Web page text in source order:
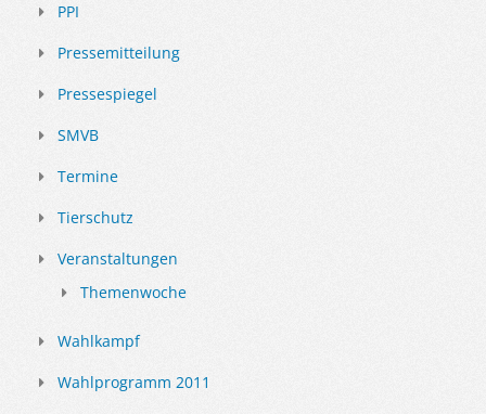
PPI
Pressemitteilung
Pressespiegel
SMVB
Termine
Tierschutz
Veranstaltungen
Themenwoche
Wahlkampf
Wahlprogramm 2011